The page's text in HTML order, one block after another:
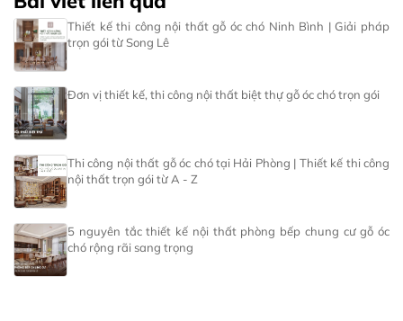
Thiết kế thi công nội thất gỗ óc chó Ninh Bình | Giải pháp
trọn gói từ Song Lê
Đơn vị thiết kế, thi công nội thất biệt thự gỗ óc chó trọn gói
Thi công nội thất gỗ óc chó tại Hải Phòng | Thiết kế thi công
nội thất trọn gói từ A - Z
5 nguyên tắc thiết kế nội thất phòng bếp chung cư gỗ óc
chó rộng rãi sang trọng